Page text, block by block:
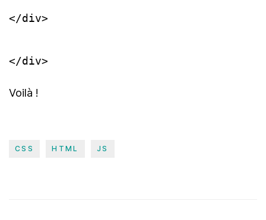
</div>
</div>
Voilà !
CSS HTML JS